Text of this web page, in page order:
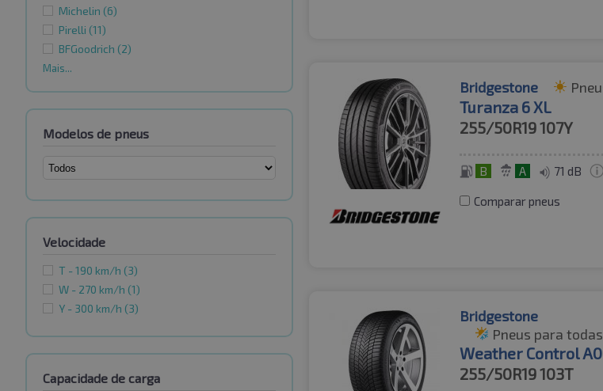
Michelin (6)
Pirelli (11)
BFGoodrich (2)
Mais...
Modelos de pneus
Velocidade
T - 190 km/h (3)
W - 270 km/h (1)
Y - 300 km/h (3)
Capacidade de carga
Bridgestone
Turanza 6 XL
255/50R19107Y
B A 71 dB
Comparar pneus
Bridgestone
Pneus para
Weather Control
255/50R19103T